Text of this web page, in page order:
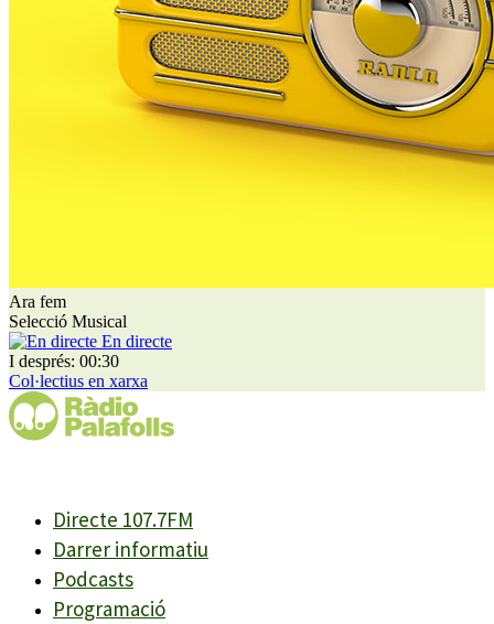
Ara fem
Selecció Musical
En directe
I després: 00:30
Col·lectius en xarxa
Directe 107.7FM
Darrer informatiu
Podcasts
Programació